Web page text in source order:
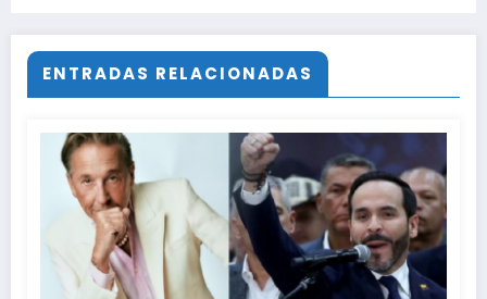
ENTRADAS RELACIONADAS